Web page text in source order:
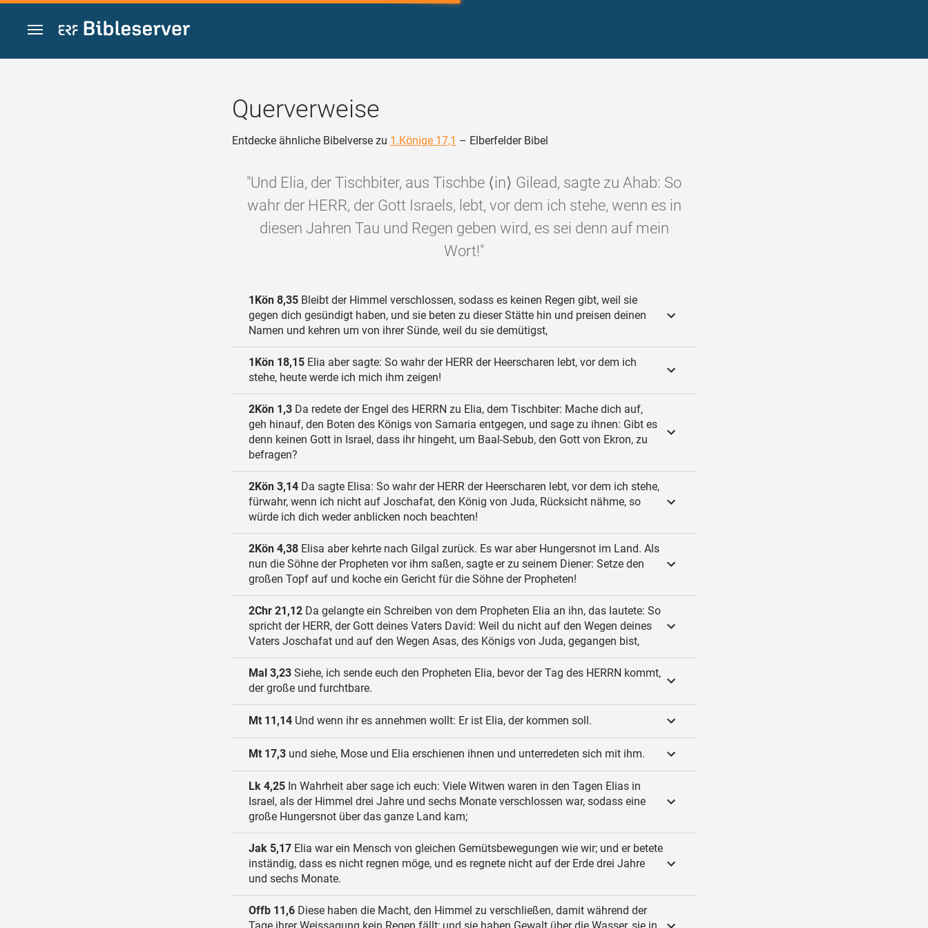
Zum Inhalt springen
Querverweise
Entdecke ähnliche Bibelverse zu 1.Könige 17,1 – Elberfelder Bibel
"Und Elia, der Tischbiter, aus Tischbe ⟨in⟩ Gilead, sagte zu Ahab: So
wahr der HERR, der Gott Israels, lebt, vor dem ich stehe, wenn es in
diesen Jahren Tau und Regen geben wird, es sei denn auf mein
Wort!"
1Kön 8,35 Bleibt der Himmel verschlossen, sodass es keinen Regen gibt, weil sie
gegen dich gesündigt haben, und sie beten zu dieser Stätte hin und preisen deinen
Namen und kehren um von ihrer Sünde, weil du sie demütigst,
1Kön 18,15 Elia aber sagte: So wahr der HERR der Heerscharen lebt, vor dem ich
stehe, heute werde ich mich ihm zeigen!
2Kön 1,3 Da redete der Engel des HERRN zu Elia, dem Tischbiter: Mache dich auf,
geh hinauf, den Boten des Königs von Samaria entgegen, und sage zu ihnen: Gibt es
denn keinen Gott in Israel, dass ihr hingeht, um Baal-Sebub, den Gott von Ekron, zu
befragen?
2Kön 3,14 Da sagte Elisa: So wahr der HERR der Heerscharen lebt, vor dem ich stehe,
fürwahr, wenn ich nicht auf Joschafat, den König von Juda, Rücksicht nähme, so
würde ich dich weder anblicken noch beachten!
2Kön 4,38 Elisa aber kehrte nach Gilgal zurück. Es war aber Hungersnot im Land. Als
nun die Söhne der Propheten vor ihm saßen, sagte er zu seinem Diener: Setze den
großen Topf auf und koche ein Gericht für die Söhne der Propheten!
2Chr 21,12 Da gelangte ein Schreiben von dem Propheten Elia an ihn, das lautete: So
spricht der HERR, der Gott deines Vaters David: Weil du nicht auf den Wegen deines
Vaters Joschafat und auf den Wegen Asas, des Königs von Juda, gegangen bist,
Mal 3,23 Siehe, ich sende euch den Propheten Elia, bevor der Tag des HERRN kommt,
der große und furchtbare.
Mt 11,14 Und wenn ihr es annehmen wollt: Er ist Elia, der kommen soll.
Mt 17,3 und siehe, Mose und Elia erschienen ihnen und unterredeten sich mit ihm.
Lk 4,25 In Wahrheit aber sage ich euch: Viele Witwen waren in den Tagen Elias in
Israel, als der Himmel drei Jahre und sechs Monate verschlossen war, sodass eine
große Hungersnot über das ganze Land kam;
Jak 5,17 Elia war ein Mensch von gleichen Gemütsbewegungen wie wir; und er betete
inständig, dass es nicht regnen möge, und es regnete nicht auf der Erde drei Jahre
und sechs Monate.
Offb 11,6 Diese haben die Macht, den Himmel zu verschließen, damit während der